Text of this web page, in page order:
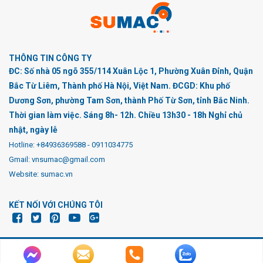
THÔNG TIN CÔNG TY
ĐC: Số nhà 05 ngõ 355/114 Xuân Lộc 1, Phường Xuân Đỉnh, Quận
Bắc Từ Liêm, Thành phố Hà Nội, Việt Nam. ĐCGD: Khu phố
Dương Sơn, phường Tam Sơn, thành Phố Từ Sơn, tỉnh Bắc Ninh.
Thời gian làm việc. Sáng 8h- 12h. Chiều 13h30 - 18h Nghỉ chủ
nhật, ngày lễ
Hotline: +84936369588 - 0911034775
Gmail: vnsumac@gmail.com
Website: sumac.vn
KẾT NỐI VỚI CHÚNG TÔI
© Bản quyền thuộc về Công ty cổ phần cơ khí thường mại